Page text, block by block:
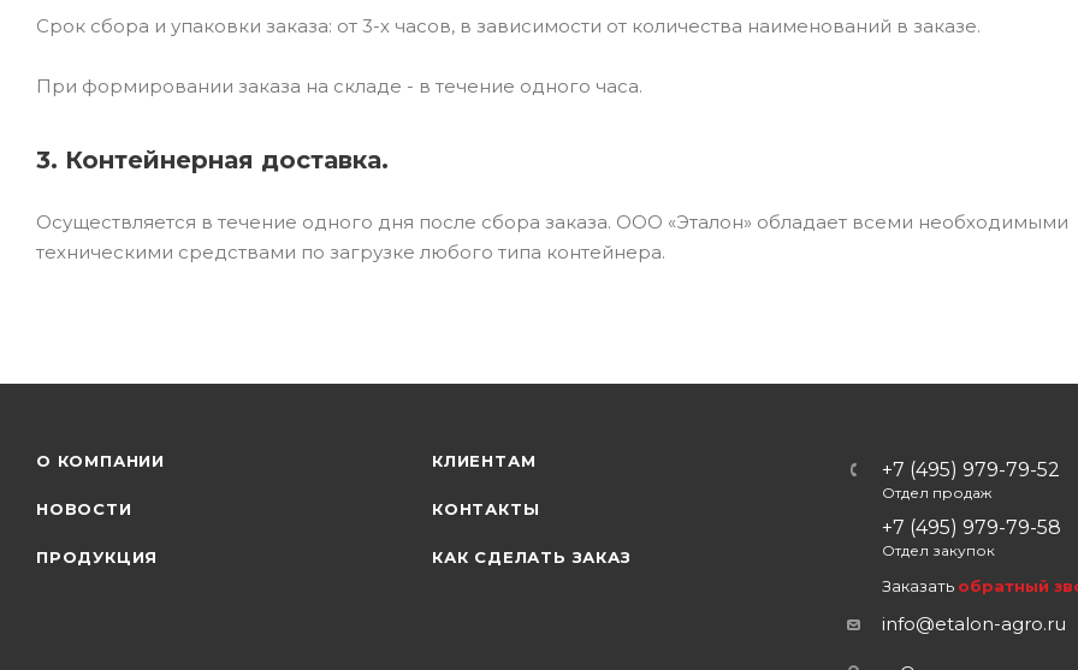
Срок сбора и упаковки заказа: от 3-х часов, в зависимости от количества наименований в заказе.
При формировании заказа на складе - в течение одного часа.
3. Контейнерная доставка.
Осуществляется в течение одного дня после сбора заказа. ООО «Эталон» обладает всеми необходимыми
техническими средствами по загрузке любого типа контейнера.
О КОМПАНИИ
НОВОСТИ
ПРОДУКЦИЯ
КЛИЕНТАМ
КОНТАКТЫ
КАК СДЕЛАТЬ ЗАКАЗ
+7 (495) 979-79-52
Отдел продаж
+7 (495) 979-79-58
Отдел закупок
Заказать обратный
info@etalon-agro.ru